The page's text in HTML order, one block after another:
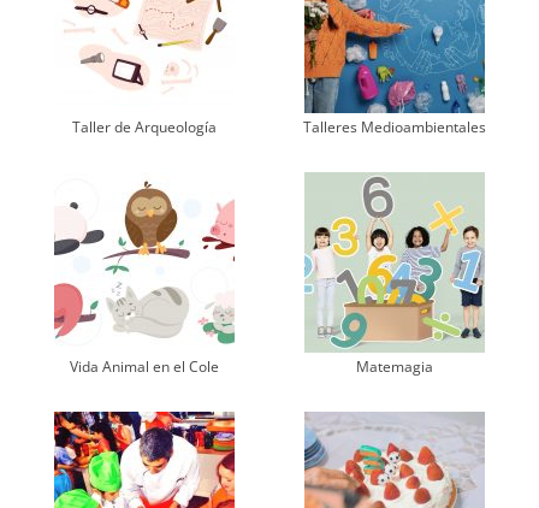
Taller de Arqueología Talleres Medioambientales
Vida Animal en el Cole Matemagia